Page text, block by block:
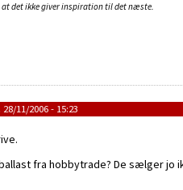
det ikke giver inspiration til det næste.
11/2006 - 15:23
fra hobbytrade? De sælger jo